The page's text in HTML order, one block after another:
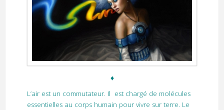
♦
L’air est un commutateur. Il est chargé de molécules
essentielles au corps humain pour vivre sur terre. Le